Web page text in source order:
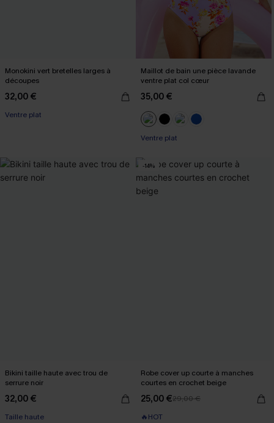
Monokini vert bretelles larges à
découpes
32,00 €
Ventre plat
Maillot de bain une pièce lavande
ventre plat col cœur
35,00 €
Ventre plat
Bikini taille haute avec trou de
serrure noir
32,00 €
Taille haute
-14%
Robe cover up courte à manches
courtes en crochet beige
25,00 €29,00 €
🔥HOT